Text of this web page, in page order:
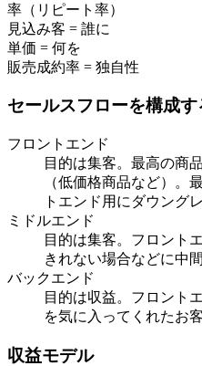
率（リピート率）
見込み客 = 誰に
単価 = 何を
販売成約率 = 独自性
セールスフローを構成す
フロントエンド
目的は集客。最高の商
（低価格商品など）。
トエンド用にダウング
ミドルエンド
目的は集客。フロント
きれない場合などに中
バックエンド
目的は収益。フロント
を気に入ってくれたお
収益モデル